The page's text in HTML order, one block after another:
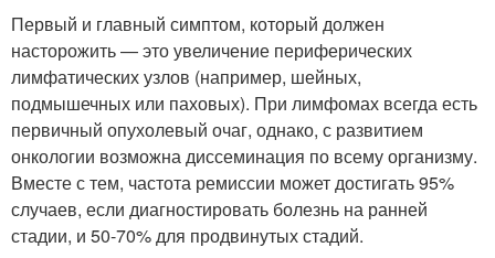
Первый и главный симптом, который должен
насторожить — это увеличение периферических
лимфатических узлов (например, шейных,
подмышечных или паховых). При лимфомах всегда есть
первичный опухолевый очаг, однако, с развитием
онкологии возможна диссеминация по всему организму.
Вместе с тем, частота ремиссии может достигать 95%
случаев, если диагностировать болезнь на ранней
стадии, и 50-70% для продвинутых стадий.